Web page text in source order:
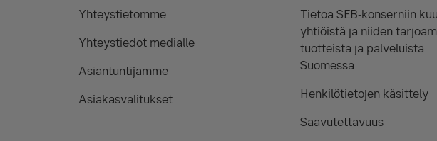
Yhteystietomme
Yhteystiedot medialle
Asiantuntijamme
Asiakasvalitukset
Tietoa SEB-konserniin
yhtiöistä ja niiden
tuotteista ja palveluista
Suomessa
Henkilötietojen käsittely
Saavutettavuus